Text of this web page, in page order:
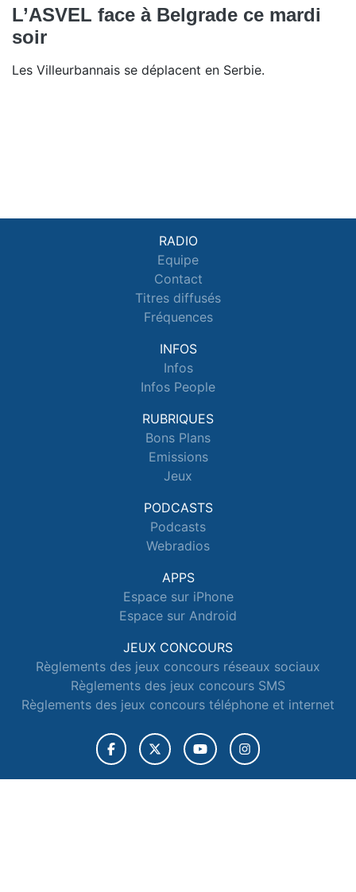
L’ASVEL face à Belgrade ce mardi
soir
Les Villeurbannais se déplacent en Serbie.
RADIO
Equipe
Contact
Titres diffusés
Fréquences
INFOS
Infos
Infos People
RUBRIQUES
Bons Plans
Emissions
Jeux
PODCASTS
Podcasts
Webradios
APPS
Espace sur iPhone
Espace sur Android
JEUX CONCOURS
Règlements des jeux concours réseaux sociaux
Règlements des jeux concours SMS
Règlements des jeux concours téléphone et internet